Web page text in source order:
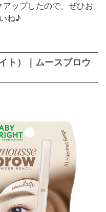
ップしたので、ぜひお
ね♪
ト）｜ムースブロウ